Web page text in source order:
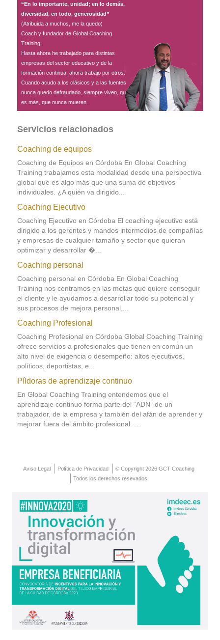
“En lo importante, unidad; en lo demás,
diversidad, en todo, generosidad”
(Atribuida a muchos, me la quedo)
Coach y fundador de Global Coaching
Training .
Hasta ahora he trabajado para distintas
empresas del sector educativo y de la
formación continua, ahora trabajo por otros.
Cuando acudo a los clásicos y a las fuentes
nunca quedo defraudado, siempre viven, que
es más, que nunca mueren.
Servicios relacionados
Coaching de equipos
Coaching de Equipos en Córdoba En Global Coaching
Training trabajamos esta modalidad desde una perspectiva
global que es algo más que una suma de objetivos
individuales. ¿A quién va dirigido...
Coaching Ejecutivo
Coaching Ejecutivo en Córdoba El coaching ejecutivo está
dirigido a los gerentes y mandos intermedios de compañías
y empresas de cualquier tamaño y sector que quieran
optimizar y desarrollar �...
Coaching personal
Coaching personal en Córdoba En Global Coaching
Training nos centramos en las metas que quiere conseguir
el cliente y le ayudamos a desarrollar todo su potencial y
sus procesos de mejora personal,...
Coaching Profesional
Coaching Profesional en Córdoba Global Coaching Training
ofrece servicios a profesionales que tienen en común un
alto nivel de exigencia o desempeño: altos ejecutivos,
políticos, deportistas, e...
Píldoras de aprendizaje continuo
En Global Coaching Training entendemos que el
aprendizaje continuo forma parte del “ADN” de un
trabajador, de la empresa y también del afán de aprender y
mejorar fuera del ámbito profesional. ...
Aviso Legal Política de Privacidad
© Copyright 2026 GCT Coaching
Todos los derechos resevados